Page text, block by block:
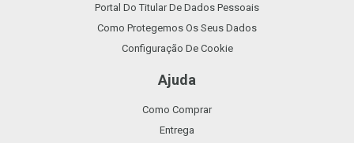
Portal Do Titular De Dados Pessoais
Como Protegemos Os Seus Dados
Configuração De Cookie
Ajuda
Como Comprar
Entrega